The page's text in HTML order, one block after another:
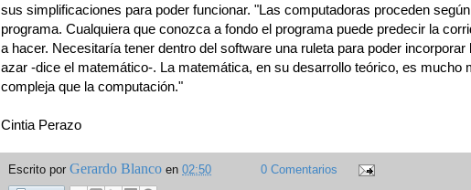
sus simplificaciones para poder funcionar. "Las computadoras proceden
programa. Cualquiera que conozca a fondo el programa puede predecir la
a hacer. Necesitaría tener dentro del software una ruleta para poder incorporar
azar -dice el matemático-. La matemática, en su desarrollo teórico, es mucho
compleja que la computación."
Cintia Perazo
Escrito por Gerardo Blanco en 02:50 0 Comentarios